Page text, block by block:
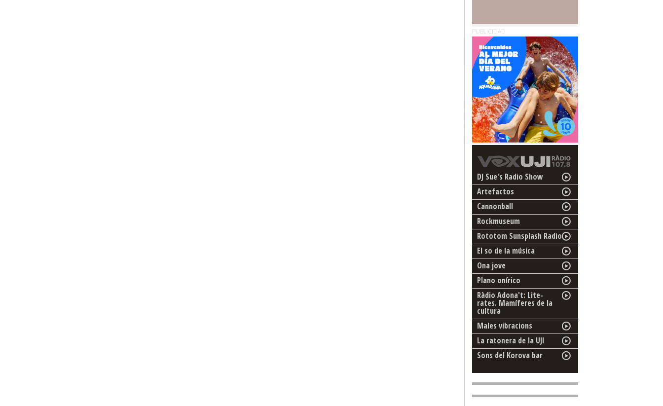
PUBLICIDAD
DJ Sue's Radio Show
Artefactos
Cannonball
Rockmuseum
Rototom Sunsplash Radio
El so de la música
Ona jove
Plano onírico
Ràdio Adona't: Lite-
rates. Mamíferes de la
cultura
Males vibracions
La ratonera de la UJI
Sons del Korova bar